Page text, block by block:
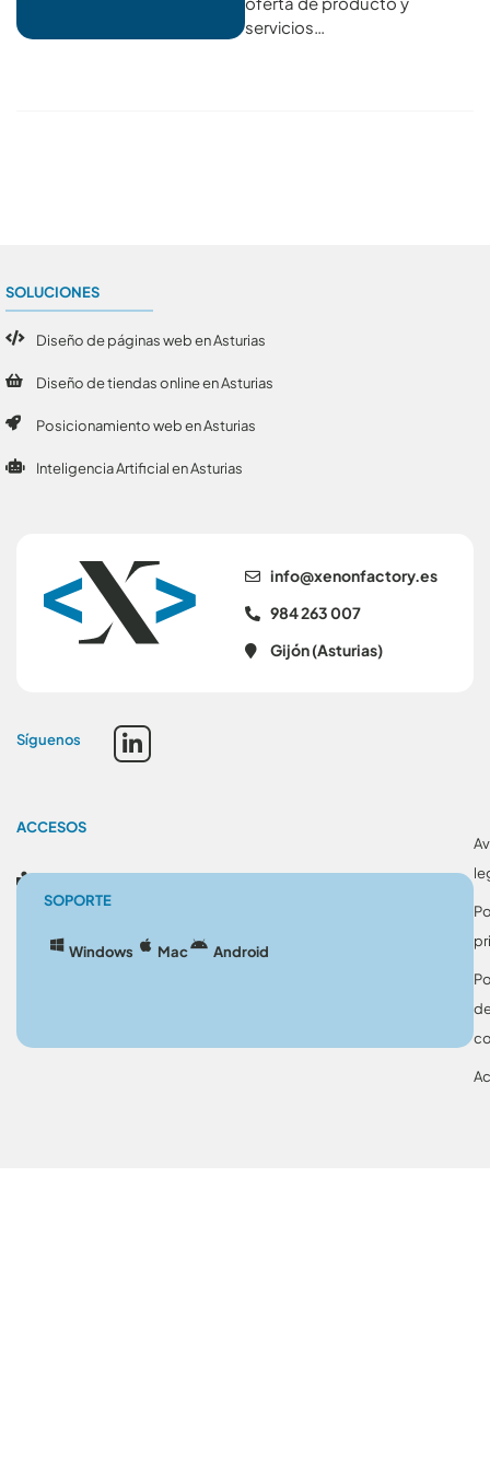
servicios…
se.yrotcafnonex@ofni
984 263 007
Gijón (Asturias)
Síguenos
SOLUCIONES
Diseño de páginas web en Asturias
Diseño de tiendas online en Asturias
Posicionamiento web en Asturias
Inteligencia Artificial en Asturias
ACCESOS
Blog
SOPORTE
Windows Mac Android